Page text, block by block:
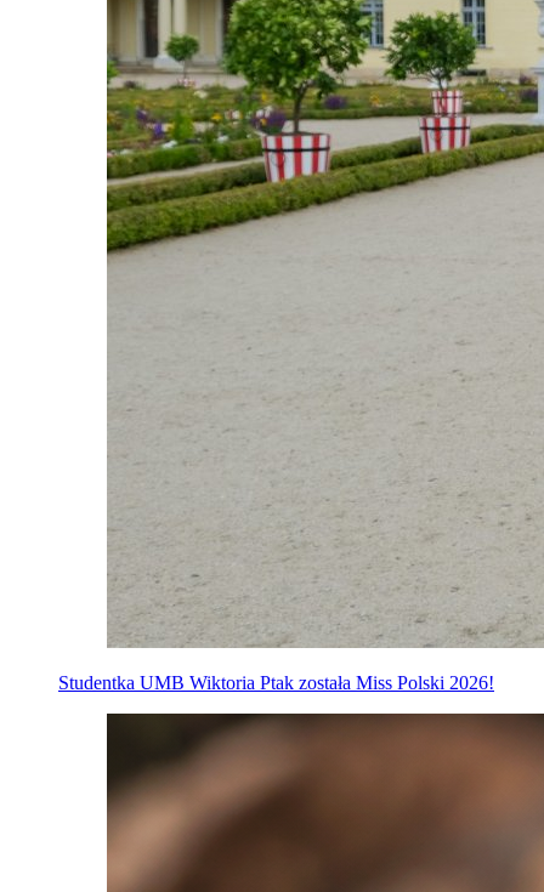
Studentka UMB Wiktoria Ptak została Miss Polski 2026!